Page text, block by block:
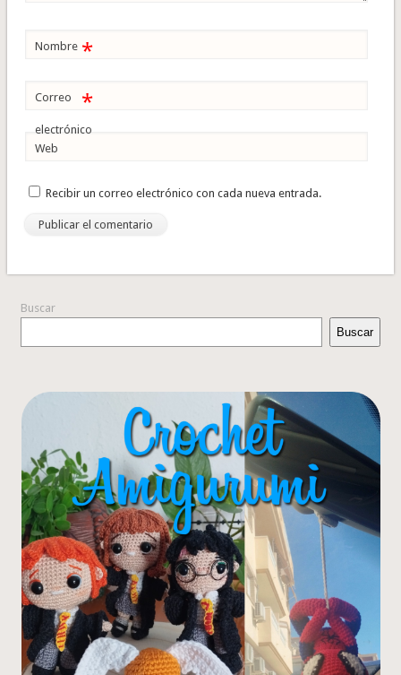
Nombre *
Correo
electrónico
*
Web
Recibir un correo electrónico con cada nueva entrada.
Buscar
Buscar